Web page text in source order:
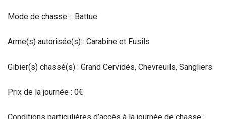
Mode de chasse : Battue
Arme(s) autorisée(s) : Carabine et Fusils
Gibier(s) chassé(s) : Grand Cervidés, Chevreuils, Sangliers
Prix de la journée : 0€